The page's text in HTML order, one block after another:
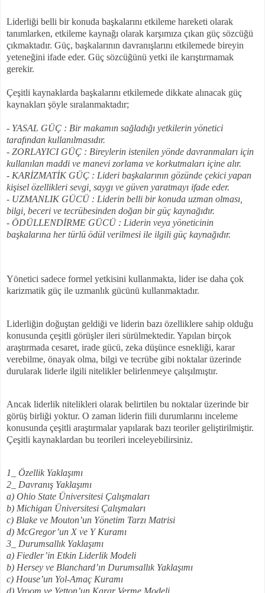
Liderliği belli bir konuda başkalarını etkileme hareketi olarak
tanımlarken, etkileme kaynağı olarak karşımıza çıkan güç sözcüğü
çıkmaktadır. Güç, başkalarının davranışlarını etkilemede bireyin
yeteneğini ifade eder. Güç sözcüğünü yetki ile karıştırmamak
gerekir.
Çeşitli kaynaklarda başkalarını etkilemede dikkate alınacak güç
kaynakları şöyle sıralanmaktadır;
- YASAL GÜÇ : Bir makamın sağladığı yetkilerin yönetici
tarafından kullanılmasıdır.
- ZORLAYICI GÜÇ : Bireylerin istenilen yönde davranmaları için
kullanılan maddi ve manevi zorlama ve korkutmaları içine alır.
- KARİZMATİK GÜÇ : Lideri başkalarının gözünde çekici yapan
kişisel özellikleri sevgi, saygı ve güven yaratmayı ifade eder.
- UZMANLIK GÜCÜ : Liderin belli bir konuda uzman olması,
bilgi, beceri ve tecrübesinden doğan bir güç kaynağıdır.
- ÖDÜLLENDİRME GÜCÜ : Liderin veya yöneticinin
başkalarına her türlü ödül verilmesi ile ilgili güç kaynağıdır.
Yönetici sadece formel yetkisini kullanmakta, lider ise daha çok
karizmatik güç ile uzmanlık gücünü kullanmaktadır.
Liderliğin doğuştan geldiği ve liderin bazı özelliklere sahip olduğu
konusunda çeşitli görüşler ileri sürülmektedir. Yapılan birçok
araştırmada cesaret, irade gücü, zeka düşünce esnekliği, karar
verebilme, önayak olma, bilgi ve tecrübe gibi noktalar üzerinde
durularak liderle ilgili nitelikler belirlenmeye çalışılmıştır.
Ancak liderlik nitelikleri olarak belirtilen bu noktalar üzerinde bir
görüş birliği yoktur. O zaman liderin fiili durumlarını inceleme
konusunda çeşitli araştırmalar yapılarak bazı teoriler geliştirilmiştir.
Çeşitli kaynaklardan bu teorileri inceleyebilirsiniz.
1_ Özellik Yaklaşımı
2_ Davranış Yaklaşımı
a) Ohio State Üniversitesi Çalışmaları
b) Michigan Üniversitesi Çalışmaları
c) Blake ve Mouton’un Yönetim Tarzı Matrisi
d) McGregor’un X ve Y Kuramı
3_ Durumsallık Yaklaşımı
a) Fiedler’in Etkin Liderlik Modeli
b) Hersey ve Blanchard’ın Durumsallık Yaklaşımı
c) House’un Yol-Amaç Kuramı
d) Vroom ve Yetton’un Karar Verme Modeli